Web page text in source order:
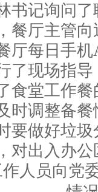
书记询问
餐厅主管
厅每日手
了现场指
食堂工作
时调整备
要做好垃
对出入办
人员向党